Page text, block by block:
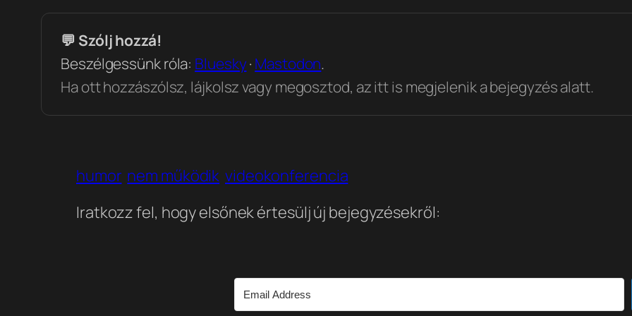
💬 Szólj hozzá!
Beszélgessünk róla: Bluesky·Mastodon.
Ha ott hozzászólsz, lájkolsz vagy megosztod, az itt is megjelenik a bejegyzés alatt.
humor nem működik videokonferencia
Iratkozz fel, hogy elsőnek értesülj új bejegyzésekről: